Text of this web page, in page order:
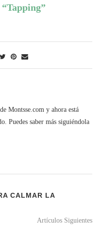
Montsse.com y ahora está
Puedes saber más siguiéndola
CALMAR LA
Artículos Siguientes